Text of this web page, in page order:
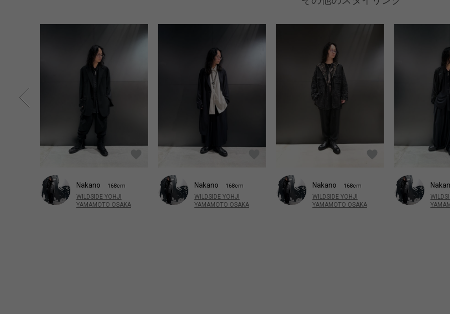
Nakano 168cm
WILDSIDE YOHJI
YAMAMOTO OSAKA
Nakano 168cm
WILDSIDE YOHJI
YAMAMOTO OSAKA
Nakano 168cm
WILDSIDE YOHJI
YAMAMOTO OSAKA